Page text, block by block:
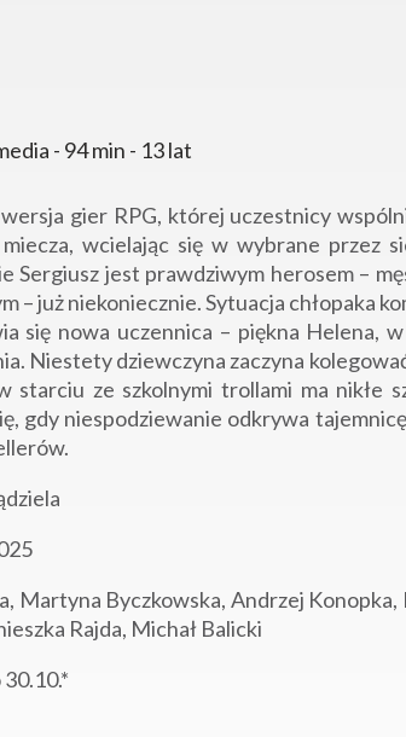
- 94 min - 13 lat
gier RPG, której uczestnicy
wcielając się w wybrane przez
Sergiusz jest prawdziwym herosem –
– już niekoniecznie. Sytuacja chłopaka
się nowa uczennica – piękna Helena,
Niestety dziewczyna zaczyna
starciu ze szkolnymi trollami ma nikłe
gdy niespodziewanie odkrywa
Martyna Byczkowska, Andrzej Konopka,
Rajda, Michał Balicki